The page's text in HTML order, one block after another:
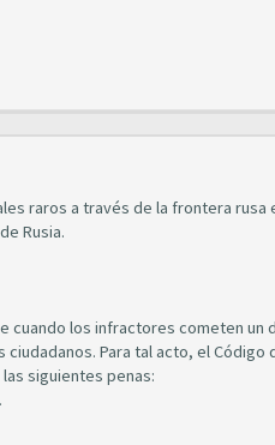
raros a través de la frontera
Rusia.
cuando los infractores cometen
Para tal acto, el
siguientes penas: